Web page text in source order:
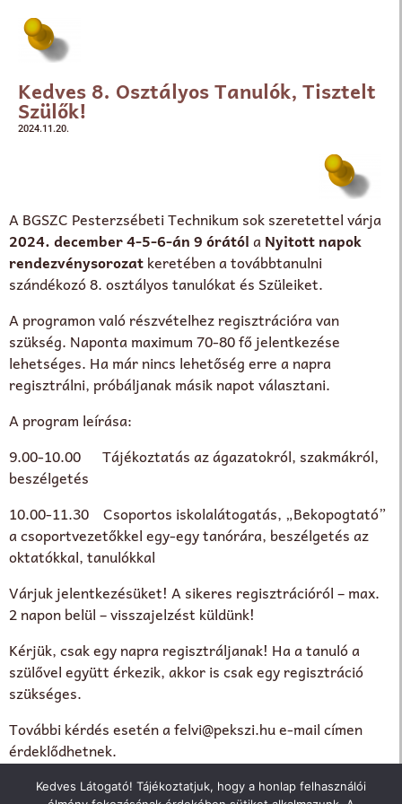
Kedves 8. Osztályos Tanulók, Tisztelt
Szülők!
2024.11.20.
A BGSZC Pesterzsébeti Technikum sok szeretettel várja
2024. december 4-5-6-án 9 órátólaNyitott napok
rendezvénysorozatkeretében a továbbtanulni
szándékozó 8. osztályos tanulókat és Szüleiket.
A programon való részvételhez regisztrációra van
szükség. Naponta maximum 70-80 fő jelentkezése
lehetséges. Ha már nincs lehetőség erre a napra
regisztrálni, próbáljanak másik napot választani.
A program leírása:
9.00-10.00 Tájékoztatás az ágazatokról, szakmákról,
beszélgetés
10.00-11.30 Csoportos iskolalátogatás, „Bekopogtató”
a csoportvezetőkkel egy-egy tanórára, beszélgetés az
oktatókkal, tanulókkal
Várjuk jelentkezésüket! A sikeres regisztrációról – max.
2 napon belül – visszajelzést küldünk!
Kérjük, csak egy napra regisztráljanak! Ha a tanuló a
szülővel együtt érkezik, akkor is csak egy regisztráció
szükséges.
További kérdés esetén a felvi@pekszi.hu e-mail címen
érdeklődhetnek.
Várjuk érdeklődésüket a nyílt napjainkon!
Kedves Látogató! Tájékoztatjuk, hogy a honlap felhasználói